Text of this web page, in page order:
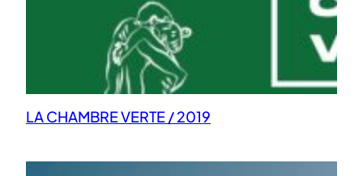
LA CHAMBRE VERTE / 2019